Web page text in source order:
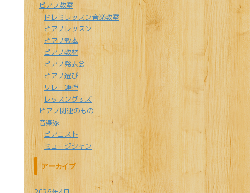
ピアノ教室
ドレミレッスン音楽教室
ピアノレッスン
ピアノ教本
ピアノ教材
ピアノ発表会
ピアノ選び
リレー連弾
レッスングッズ
ピアノ関連のもの
音楽家
ピアニスト
ミュージシャン
アーカイブ